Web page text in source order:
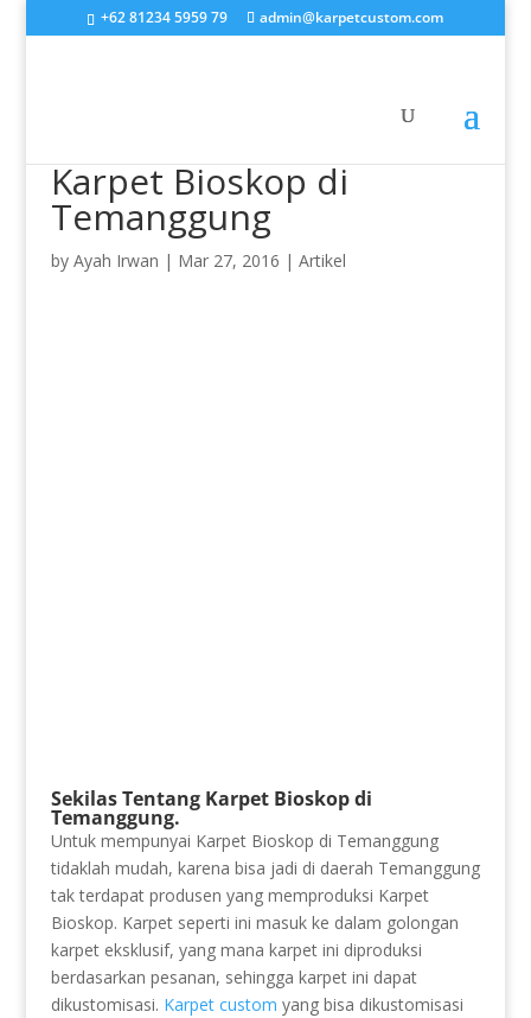
+62 81234 5959 79 admin@karpetcustom.com
Karpet Bioskop di
Temanggung
by Ayah Irwan | Mar 27, 2016 | Artikel
Sekilas Tentang Karpet Bioskop di
Temanggung.
Untuk mempunyai Karpet Bioskop di Temanggung
tidaklah mudah, karena bisa jadi di daerah Temanggung
tak terdapat produsen yang memproduksi Karpet
Bioskop. Karpet seperti ini masuk ke dalam golongan
karpet eksklusif, yang mana karpet ini diproduksi
berdasarkan pesanan, sehingga karpet ini dapat
dikustomisasi. Karpet custom yang bisa dikustomisasi